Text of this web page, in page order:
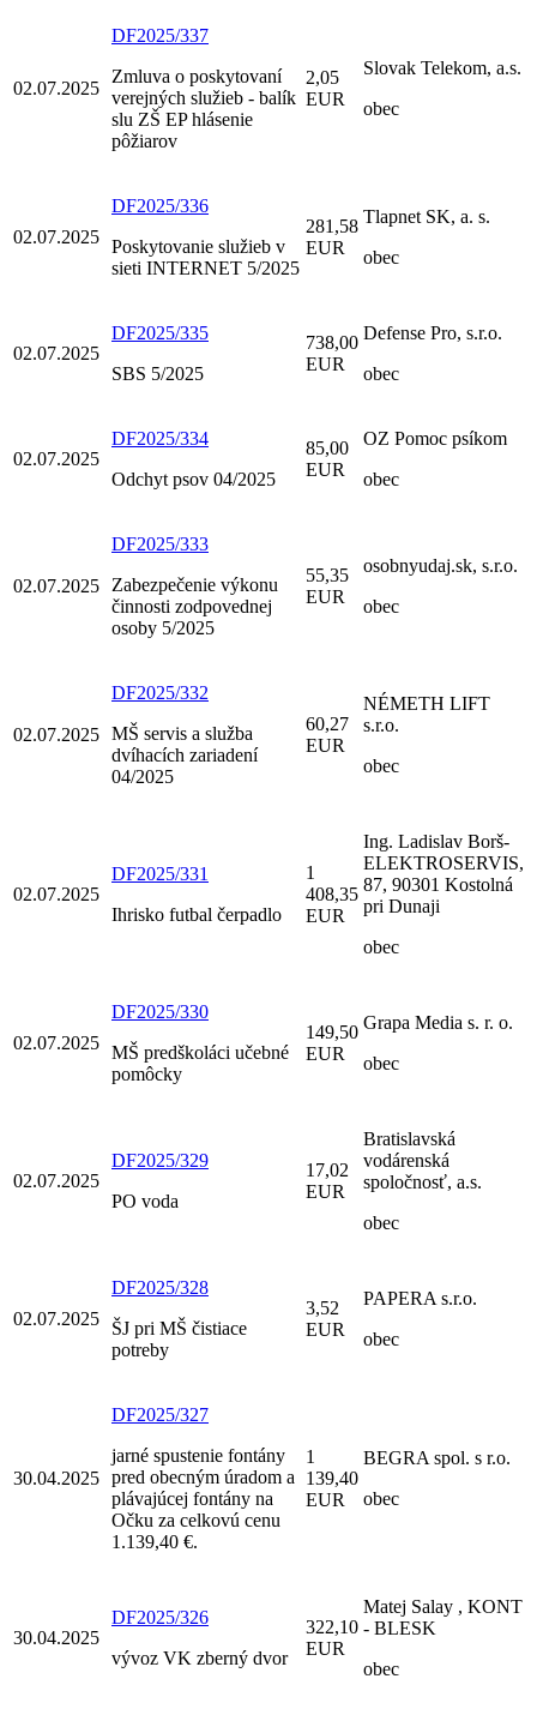
02.07.2025
DF2025/337
Zmluva o poskytovaní
verejných služieb - balík
slu ZŠ EP hlásenie
pôžiarov
2,05
EUR
Slovak Telekom, a.s.
obec
02.07.2025
DF2025/336
Poskytovanie služieb v
sieti INTERNET 5/2025
281,58
EUR
Tlapnet SK, a. s.
obec
02.07.2025
DF2025/335
SBS 5/2025
738,00
EUR
Defense Pro, s.r.o.
obec
02.07.2025
DF2025/334
Odchyt psov 04/2025
85,00
EUR
OZ Pomoc psíkom
obec
02.07.2025
DF2025/333
Zabezpečenie výkonu
činnosti zodpovednej
osoby 5/2025
55,35
EUR
osobnyudaj.sk, s.r.o.
obec
02.07.2025
DF2025/332
MŠ servis a služba
dvíhacích zariadení
04/2025
60,27
EUR
NÉMETH LIFT
s.r.o.
obec
02.07.2025
DF2025/331
Ihrisko futbal čerpadlo
1
408,35
EUR
Ing. Ladislav Borš-
ELEKTROSERVIS,
87, 90301 Kostolná
pri Dunaji
obec
02.07.2025
DF2025/330
MŠ predškoláci učebné
pomôcky
149,50
EUR
Grapa Media s. r. o.
obec
02.07.2025
DF2025/329
PO voda
17,02
EUR
Bratislavská
vodárenská
spoločnosť, a.s.
obec
02.07.2025
DF2025/328
ŠJ pri MŠ čistiace
potreby
3,52
EUR
PAPERA s.r.o.
obec
30.04.2025
DF2025/327
jarné spustenie fontány
pred obecným úradom a
plávajúcej fontány na
Očku za celkovú cenu
1.139,40 €.
1
139,40
EUR
BEGRA spol. s r.o.
obec
30.04.2025
DF2025/326
vývoz VK zberný dvor
322,10
EUR
Matej Salay , KONT
- BLESK
obec